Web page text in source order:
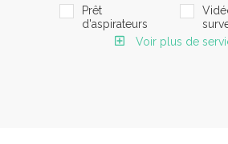
Prêt
d'aspirateurs
Voir plus de